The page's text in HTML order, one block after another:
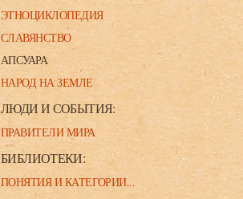
ЭТНОЦИКЛОПЕДИЯ
СЛАВЯНСТВО
АПСУАРА
НАРОД НА ЗЕМЛЕ
ЛЮДИ И СОБЫТИЯ:
ПРАВИТЕЛИ МИРА
БИБЛИОТЕКИ:
ПОНЯТИЯ И КАТЕГОРИИ...